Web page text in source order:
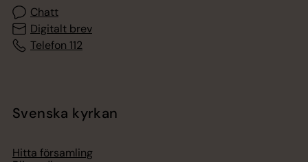
Chatt
Digitalt brev
Telefon 112
Svenska kyrkan
Hitta församling